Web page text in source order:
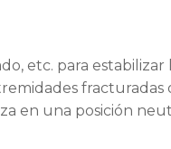
etc. para
fracturadas
en una posición